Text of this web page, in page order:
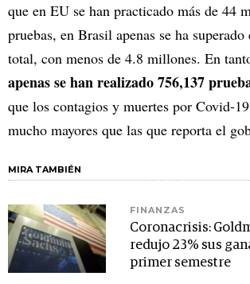
que en EU se han practicado más de 44
pruebas, en Brasil apenas se ha
total, con menos de 4.8 millones. En
apenas se han realizado 756,137
que los contagios y muertes por Covid-
mucho mayores que las que reporta el
MIRA TAMBIÉN
FINANZAS
Coronacrisis:
redujo 23% sus
primer semestre